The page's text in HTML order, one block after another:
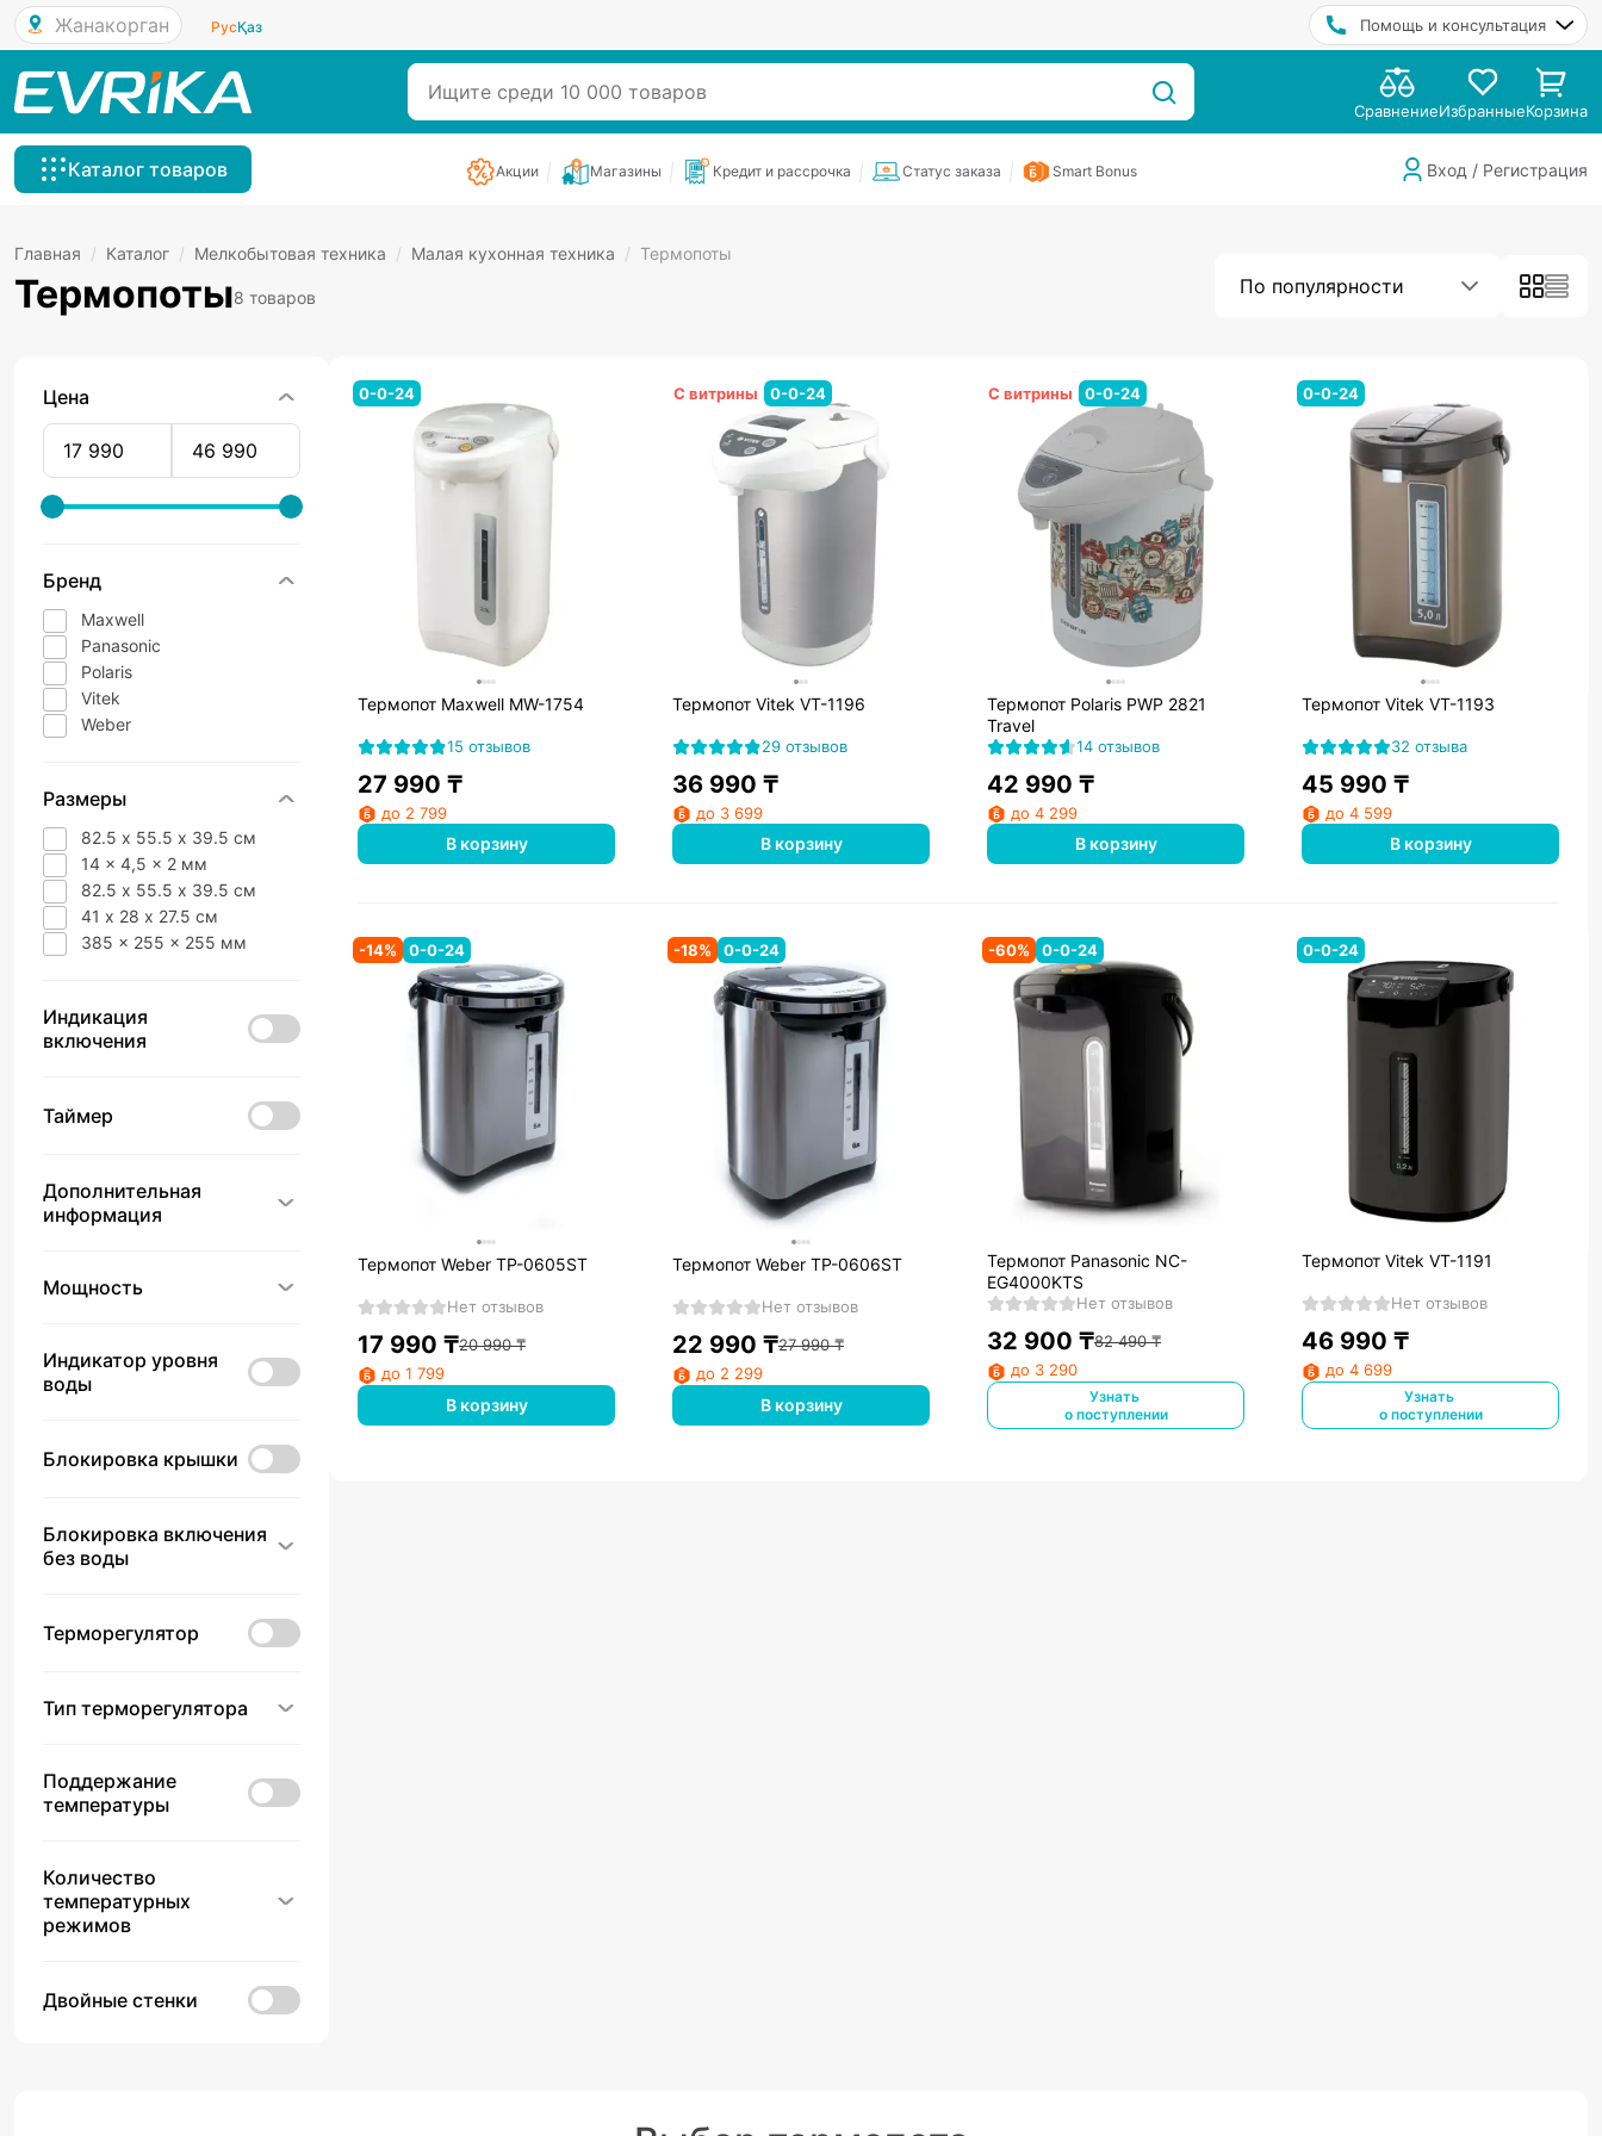
Жанакорган РусҚаз Помощь и консультация
СравнениеИзбранныеКорзина
Каталог товаров Акции Магазины Кредит и рассрочка Статус заказа Smart Bonus Вход / Регистрация
Главная / Каталог / Мелкобытовая техника / Малая кухонная техника / Термопоты
Термопоты8 товаров По популярности
Цена
Бренд
Maxwell
Panasonic
Polaris
Vitek
Weber
Размеры
82.5 х 55.5 х 39.5 см
14 x 4,5 x 2 мм
82.5 х 55.5 х 39.5 см
41 х 28 х 27.5 см
385 x 255 x 255 мм
Индикация
включения
Таймер
Дополнительная
информация
Мощность
Индикатор уровня
воды
Блокировка крышки
Блокировка включения
без воды
Терморегулятор
Тип терморегулятора
Поддержание
температуры
Количество
температурных
режимов
Двойные стенки
0-0-24
Термопот Maxwell MW-1754
15 отзывов
27 990 ₸
до 2 799
В корзину
С витрины 0-0-24
Термопот Vitek VT-1196
29 отзывов
36 990 ₸
до 3 699
В корзину
С витрины 0-0-24
Термопот Polaris PWP 2821
Travel
14 отзывов
42 990 ₸
до 4 299
В корзину
0-0-24
Термопот Vitek VT-1193
32 отзыва
45 990 ₸
до 4 599
В корзину
-14% 0-0-24
Термопот Weber TP-0605ST
Нет отзывов
17 990 ₸20 990₸
до 1 799
В корзину
-18% 0-0-24
Термопот Weber TP-0606ST
Нет отзывов
22 990 ₸27 990₸
до 2 299
В корзину
-60% 0-0-24
Термопот Panasonic NC-
EG4000KTS
Нет отзывов
32 900 ₸82 490₸
до 3 290
Узнать
о поступлении
0-0-24
Термопот Vitek VT-1191
Нет отзывов
46 990 ₸
до 4 699
Узнать
о поступлении